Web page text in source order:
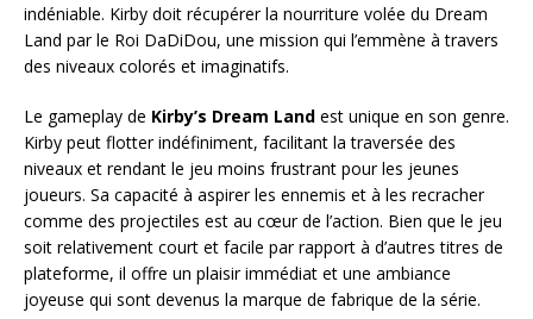
indéniable. Kirby doit récupérer la nourriture volée du Dream
Land par le Roi DaDiDou, une mission qui l’emmène à travers
des niveaux colorés et imaginatifs.
Le gameplay de Kirby’s Dream Land est unique en son genre.
Kirby peut flotter indéfiniment, facilitant la traversée des
niveaux et rendant le jeu moins frustrant pour les jeunes
joueurs. Sa capacité à aspirer les ennemis et à les recracher
comme des projectiles est au cœur de l’action. Bien que le jeu
soit relativement court et facile par rapport à d’autres titres de
plateforme, il offre un plaisir immédiat et une ambiance
joyeuse qui sont devenus la marque de fabrique de la série.